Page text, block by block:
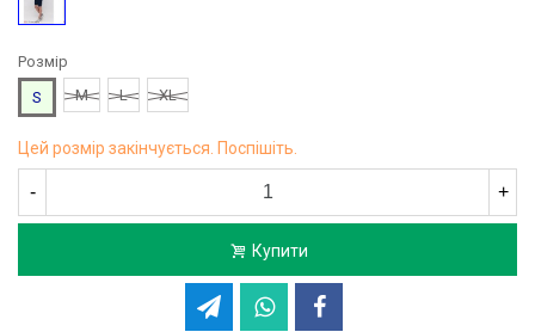
Розмір
S
M L XL
Цей розмір закінчується. Поспішіть.
- +
Купити